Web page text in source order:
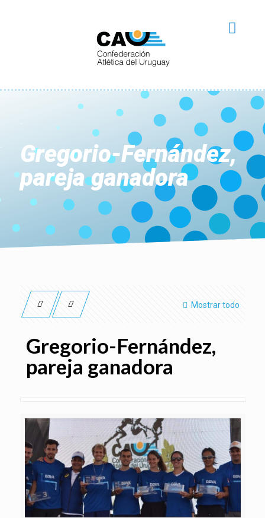
Gregorio-Fernández,
pareja ganadora
Mostrar todo
Gregorio-Fernández,
pareja ganadora